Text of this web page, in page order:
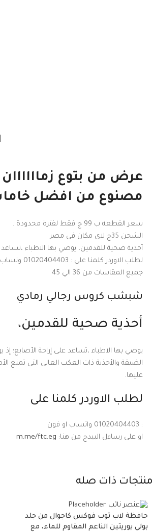
عرض من بتوع
مصنوع من افضل
سعر القطعه ب 99 ج فقط لفترة محدودة .
الشحن 35ج لاي مكان فى مصر
أحذية صحية للقدمين، يوصي بها الاطباء ،تساعد
لطلب الاوردر كلمنا على : 01020404403 وتساب او فون
جميع المقاسات من 36 الي 45
شبشب كروس رجالي رمادي
أحذية صحية للقدمين،
يوصي بها الاطباء ،تساعد على إراحة الأصابع؛
الضيقة والأحذية ذات العكب العالي التي تمنع
عليها.
لطلب الاوردر كلمنا على
: 01020404403 واتساب او فون
او على رساءل البيدج من هنا: m.me/ftc.eg
منتجات ذات صله
حافظة لاب توب فوكس كاجوال من جلد
بولي يوريثين الناعم المقاوم للماء، مع